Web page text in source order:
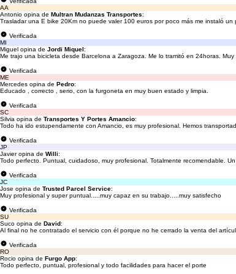
AA
Antonio opina de Multran Mudanzas Transportes:
Trasladar una E bike 20Km no puede valer 100 euros por poco más me instaló un
Verificada
MI
Miguel opina de Jordi Miquel:
Me trajo una bicicleta desde Barcelona a Zaragoza. Me lo tramitó en 24horas.
Verificada
ME
Mercedes opina de Pedro:
Educado , correcto , serio, con la furgoneta en muy buen estado y limpia.
Verificada
SC
Silvia opina de Transportes Y Portes Amancio:
Todo ha ido estupendamente con Amancio, es muy profesional. Hemos
Verificada
JP
Javier opina de Willi:
Todo perfecto. Puntual, cuidadoso, muy profesional. Totalmente recomendable. Un
Verificada
JC
Jose opina de Trusted Parcel Service:
Muy profesional y super puntual.....muy capaz en su trabajo.....muy satisfecho
Verificada
SU
Suco opina de David:
Al final no he contratado el servicio con él porque no he cerrado la venta del
Verificada
RO
Rocio opina de Furgo App:
Todo perfecto, puntual, profesional y todo facilidades para hacer el porte